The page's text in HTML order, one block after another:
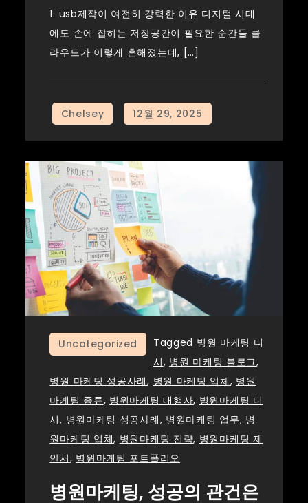
1. usb제작이 여전히 강력한 이유 디지털 시대
에도 손에 잡히는 저장공간이 필요한 순간들 클
라우드가 이렇게 흔해졌는데, […]
Uncategorized Tagged 병원 마케팅 디
시, 병원 마케팅 블로그,
병원 마케팅 성공사례, 병원 마케팅 업체, 병원
마케팅 종류, 병원마케팅 대행사, 병원마케팅 디
시, 병원마케팅 성공사례, 병원마케팅 업무, 병
원마케팅 업체, 병원마케팅 전략, 병원마케팅 제
안서, 병원마케팅 포트폴리오
병원마케팅, 성공의 관건은